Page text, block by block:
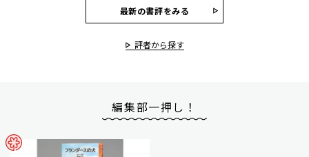
最新の書評をみる
評者から探す
編集部一押し！